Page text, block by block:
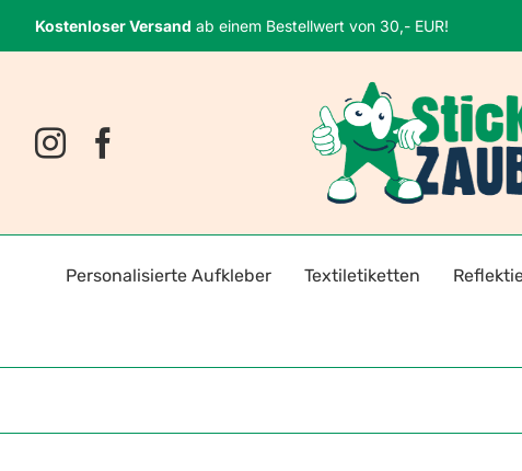
Inhalt
springen
Kostenloser Versand ab einem Bestellwert von 30,- EUR!
Personalisierte Aufkleber
Namensaufkleber
Textiletiketten
Bügeletiketten